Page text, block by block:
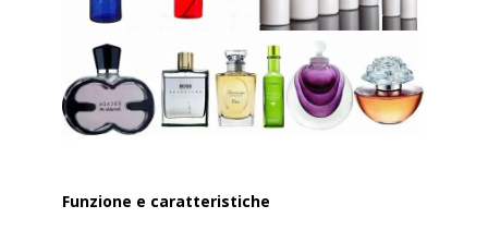
Funzione e caratteristiche